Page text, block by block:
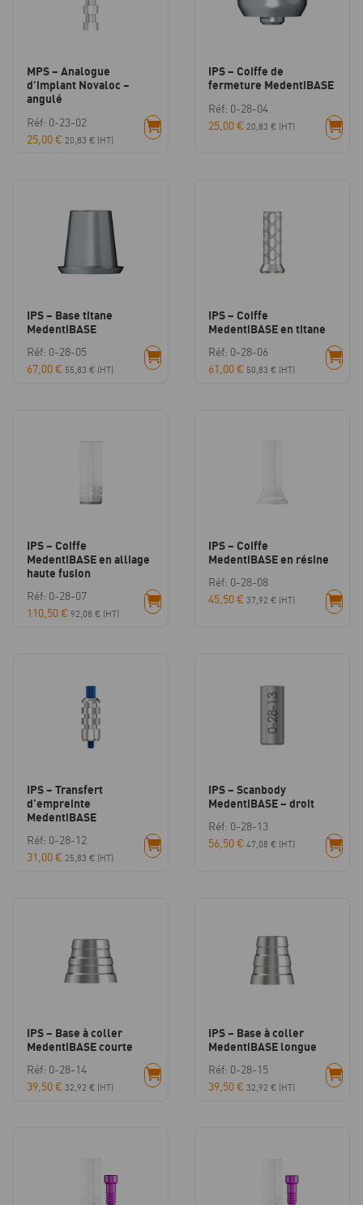
MPS – Analogue
d’implant Novaloc –
angulé
Réf: 0-23-02
25,00€ 20,83 € (HT)
IPS – Coiffe de
fermeture MedentiBASE
Réf: 0-28-04
25,00€ 20,83 € (HT)
IPS – Base titane
MedentiBASE
Réf: 0-28-05
67,00€ 55,83 € (HT)
IPS – Coiffe
MedentiBASE en titane
Réf: 0-28-06
61,00€ 50,83 € (HT)
IPS – Coiffe
MedentiBASE en alliage
haute fusion
Réf: 0-28-07
110,50€ 92,08 € (HT)
IPS – Coiffe
MedentiBASE en résine
Réf: 0-28-08
45,50€ 37,92 € (HT)
IPS – Transfert
d’empreinte
MedentiBASE
Réf: 0-28-12
31,00€ 25,83 € (HT)
IPS – Scanbody
MedentiBASE – droit
Réf: 0-28-13
56,50€ 47,08 € (HT)
IPS – Base à coller
MedentiBASE courte
Réf: 0-28-14
39,50€ 32,92 € (HT)
IPS – Base à coller
MedentiBASE longue
Réf: 0-28-15
39,50€ 32,92 € (HT)